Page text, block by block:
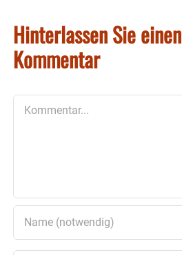
Hinterlassen Sie einen
Kommentar